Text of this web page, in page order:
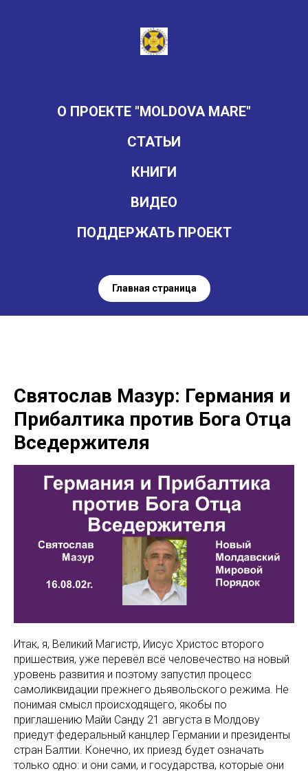
О ПРОЕКТЕ "MOLDOVA MARE"
СТАТЬИ
КНИГИ
ВИДЕО
ПОДДЕРЖАТЬ ПРОЕКТ
Главная страница
Святослав Мазур: Германия и
Прибалтика против Бога Отца
Вседержителя
Итак, я, Великий Магистр, Иисус Христос второго
пришествия, уже перевёл всё человечество на новый
уровень развития и поэтому запустил процесс
самоликвидации прежнего дьявольского режима. Не
понимая смысл происходящего, якобы по
приглашению Майи Санду 21 августа в Молдову
приедут федеральный канцлер Германии и президенты
стран Балтии. Конечно, их приезд будет означать
только одно: и они сами, и государства, которые они